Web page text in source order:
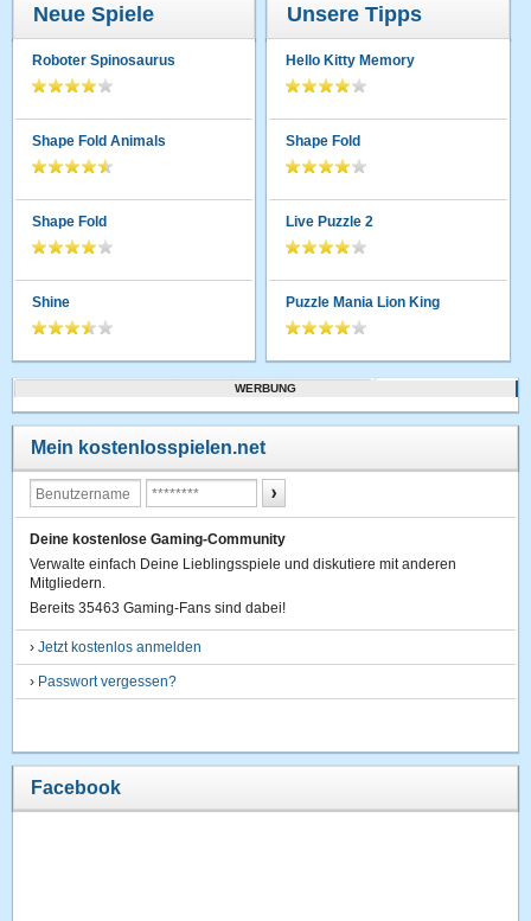
Neue Spiele
Roboter Spinosaurus
Shape Fold Animals
Shape Fold
Shine
Unsere Tipps
Hello Kitty Memory
Shape Fold
Live Puzzle 2
Puzzle Mania Lion King
WERBUNG
Mein kostenlosspielen.net
Deine kostenlose Gaming-Community
Verwalte einfach Deine Lieblingsspiele und diskutiere mit anderen
Mitgliedern.
Bereits 35463 Gaming-Fans sind dabei!
›Jetzt kostenlos anmelden
› Passwort vergessen?
Facebook